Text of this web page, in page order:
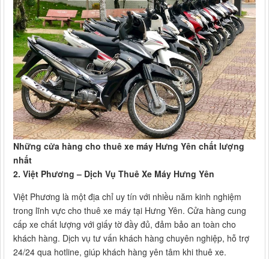
Những cửa hàng cho thuê xe máy Hưng Yên chất lượng
nhất
2. Việt Phương – Dịch Vụ Thuê Xe Máy Hưng Yên
Việt Phương là một địa chỉ uy tín với nhiều năm kinh nghiệm
trong lĩnh vực cho thuê xe máy tại Hưng Yên. Cửa hàng cung
cấp xe chất lượng với giấy tờ đầy đủ, đảm bảo an toàn cho
khách hàng. Dịch vụ tư vấn khách hàng chuyên nghiệp, hỗ trợ
24/24 qua hotline, giúp khách hàng yên tâm khi thuê xe.